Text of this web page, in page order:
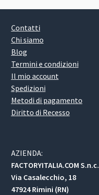
Contatti
Chi siamo
Blog
Termini e condizioni
Il mio account
Spedizioni
Metodi di pagamento
Diritto di Recesso
AZIENDA:
FACTORYITALIA.COM S.n.c.
Via Casalecchio, 18
47924 Rimini (RN)